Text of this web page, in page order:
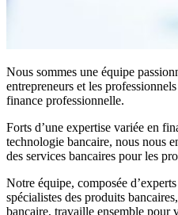
Nous sommes une équipe
entrepreneurs et les
finance professionnelle.
Forts d’une expertise variée en
technologie bancaire, nous nous
des services bancaires pour les
Notre équipe, composée
spécialistes des produits
bancaire, travaille ensemble pour